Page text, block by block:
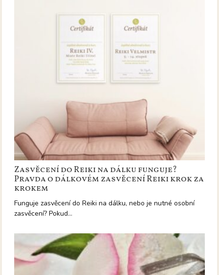
Zasvěcení do Reiki na dálku funguje?
Pravda o dálkovém zasvěcení Reiki krok za
krokem
Funguje zasvěcení do Reiki na dálku, nebo je nutné osobní
zasvěcení? Pokud…